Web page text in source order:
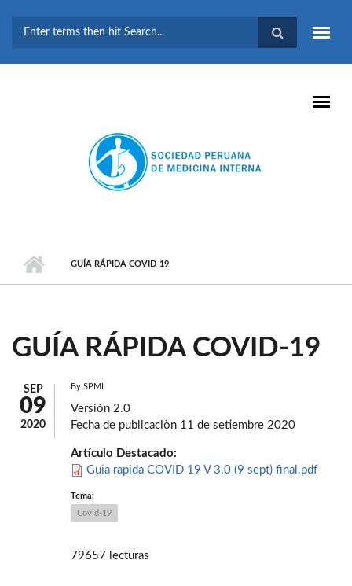
BÚSQUEDA
GUÍA RÁPIDA COVID-19
GUÍA RÁPIDA COVID-19
SEP
09
2020
By SPMI
Versiòn 2.0
Fecha de publicaciòn 11 de setiembre 2020
Artículo Destacado:
Guia rapida COVID 19 V 3.0 (9 sept) final.pdf
Tema:
Covid-19
79657 lecturas